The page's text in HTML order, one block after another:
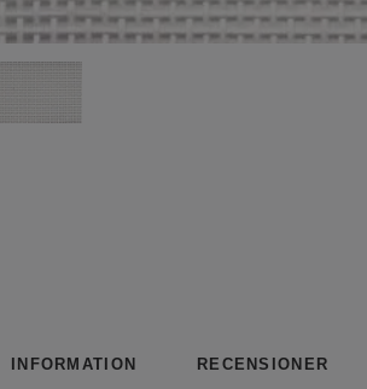
INFORMATION RECENSIONER